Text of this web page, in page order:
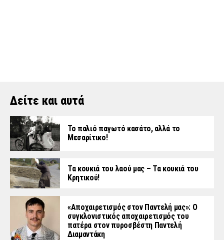
Δείτε και αυτά
Το παλιό παγωτό κασάτο, αλλά το
Μεσαρίτικο!
Τα κουκιά του λαού μας – Τα κουκιά του
Κρητικού!
«Aποχαιρετισμός στον Παντελή μας»: Ο
συγκλονιστικός αποχαιρετισμός του
πατέρα στον πυροσβέστη Παντελή
Διαμαντάκη